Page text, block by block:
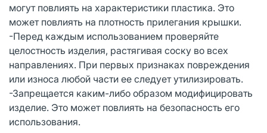
могут повлиять на характеристики пластика. Это
может повлиять на плотность прилегания крышки.
-Перед каждым использованием проверяйте
целостность изделия, растягивая соску во всех
направлениях. При первых признаках повреждения
или износа любой части ее следует утилизировать.
-Запрещается каким-либо образом модифицировать
изделие. Это может повлиять на безопасность его
использования.